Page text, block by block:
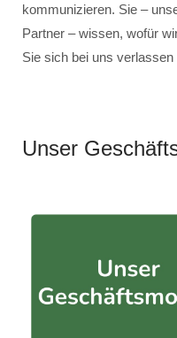
kommunizieren. Sie –
Partner – wissen, wofür
Sie sich bei uns verlassen
Unser